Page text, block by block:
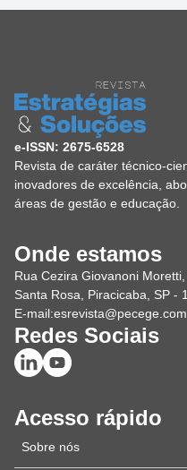
e-ISSN: 2675-6528
Revista de caráter técnico-
inovadores de excelência,
áreas de gestão e educação.
Onde estamos
Rua Cezira Giovanoni
Santa Rosa, Piracicaba, SP -
E-mail:esrevista@pecege.com
Redes Sociais
Acesso rápido
Sobre nós